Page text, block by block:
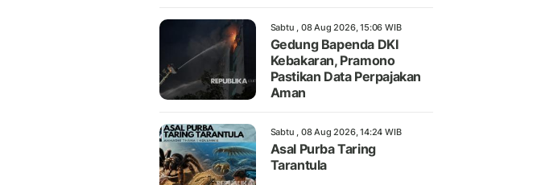
Sabtu , 08 Aug 2026, 15:06 WIB
Gedung Bapenda DKI
Kebakaran, Pramono
Pastikan Data Perpajakan
Aman
Sabtu , 08 Aug 2026, 14:24 WIB
Asal Purba Taring
Tarantula